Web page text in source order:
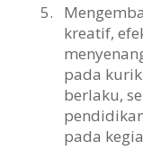
5.
kreatif,
pada
berlaku,
pada